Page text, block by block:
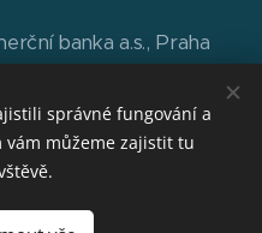
banka a.s., Praha
ředitele ČBA
| ČBA EDUCA PLUS |
správné fungování a
vám můžeme zajistit tu